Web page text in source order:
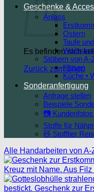
Es befinden sich
Zurück zum Shop
Geschenke &
Anlass
Ostern
Taufe
Stöbern von A-
Kissen
Küche •
Sonderanfertigung
Anfrage stellen
Beispiele
📷
Stoffe für
🧸 Stofftier
Alle Handarbeiten von A-